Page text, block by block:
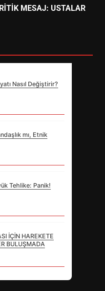
MESAJ: USTALAR
Nasıl Değiştirir?
mı, Etnik
Tehlike: Panik!
İÇİN HAREKETE
BULUŞMADA
NE